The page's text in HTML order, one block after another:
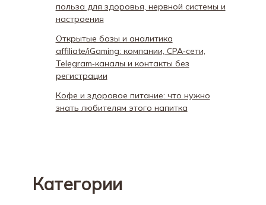
польза для здоровья, нервной системы и
настроения
Открытые базы и аналитика
affiliate/iGaming: компании, CPA‑сети,
Telegram‑каналы и контакты без
регистрации
Кофе и здоровое питание: что нужно
знать любителям этого напитка
Категории